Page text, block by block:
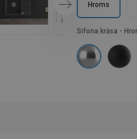
Sifona krāsa -
Hroms